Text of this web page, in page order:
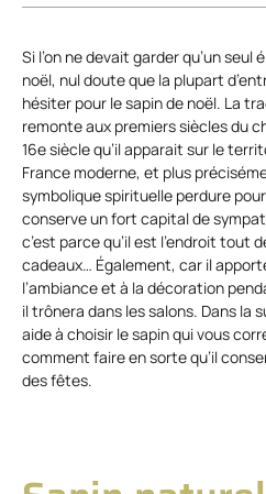
Si l’on ne devait garder qu’un
noël, nul doute que la plupart
hésiter pour le sapin de noël. La
remonte aux premiers siècles du
16e siècle qu’il apparait sur le
France moderne, et plus
symbolique spirituelle perdure
conserve un fort capital de
c’est parce qu’il est l’endroit tout
cadeaux… Également, car il
l’ambiance et à la décoration
il trônera dans les salons. Dans la
aide à choisir le sapin qui vous
comment faire en sorte qu’il
des fêtes.